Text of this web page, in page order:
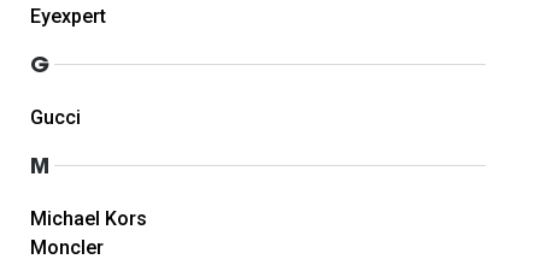
Eyexpert
G
Gucci
M
Michael Kors
Moncler